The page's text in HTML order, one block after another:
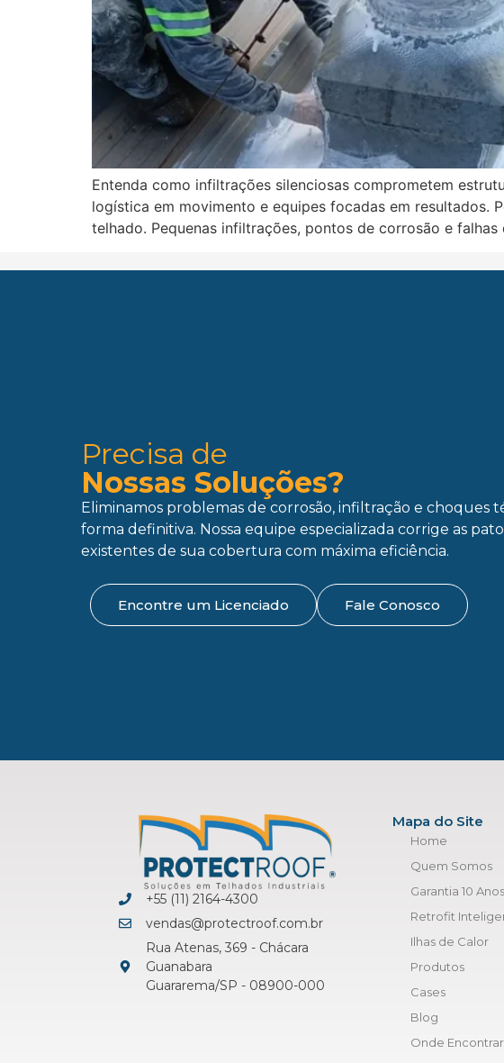
Entenda como infiltrações silenciosas comprometem
logística em movimento e equipes focadas em resultados.
telhado. Pequenas infiltrações, pontos de corrosão e
Precisa de
Nossas Soluções?
Eliminamos problemas de corrosão, infiltração e choques
forma definitiva. Nossa equipe especializada corrige as
existentes de sua cobertura com máxima eficiência.
Encontre um Licenciado Fale Conosco
+55 (11) 2164-4300
vendas@protectroof.com.br
Rua Atenas, 369 - Chácara
Guanabara
Guararema/SP - 08900-000
Mapa do Site
Home
Quem Somos
Garantia 10 Anos
Retrofit
Ilhas de Calor
Produtos
Cases
Blog
Onde Encontrar